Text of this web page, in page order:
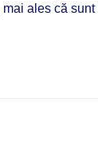
ales că